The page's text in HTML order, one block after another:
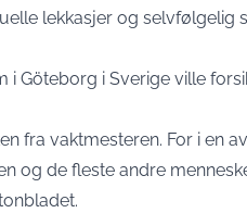
lekkasjer og selvfølgelig
i Göteborg i Sverige ville
fra vaktmesteren. For i en
og de fleste andre